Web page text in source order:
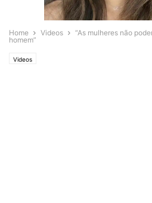
Home Videos
“As mulheres não
homem”
Videos